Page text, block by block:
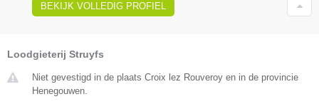
BEKIJK VOLLEDIG PROFIEL
Loodgieterij Struyfs
Niet gevestigd in de plaats Croix lez Rouveroy en in de provincie
Henegouwen.